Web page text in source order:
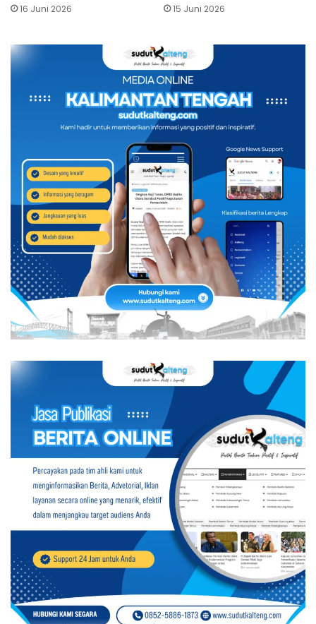
16 Juni 2026 15 Juni 2026